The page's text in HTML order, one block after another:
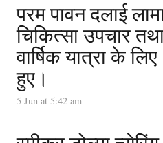
परम पावन दलाई
चिकित्सा उपचार
वार्षिक यात्रा के
हुए।
5 Jun at 5:42 am